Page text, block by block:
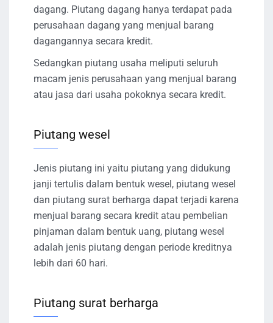
dagang. Piutang dagang hanya terdapat pada
perusahaan dagang yang menjual barang
dagangannya secara kredit.
Sedangkan piutang usaha meliputi seluruh
macam jenis perusahaan yang menjual barang
atau jasa dari usaha pokoknya secara kredit.
Piutang wesel
Jenis piutang ini yaitu piutang yang didukung
janji tertulis dalam bentuk wesel, piutang wesel
dan piutang surat berharga dapat terjadi karena
menjual barang secara kredit atau pembelian
pinjaman dalam bentuk uang, piutang wesel
adalah jenis piutang dengan periode kreditnya
lebih dari 60 hari.
Piutang surat berharga